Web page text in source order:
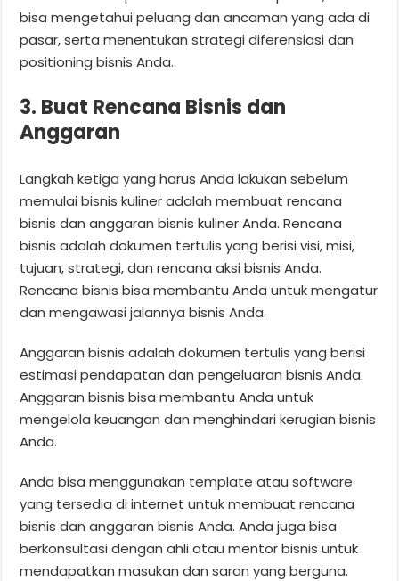
bisa mengetahui peluang dan ancaman yang ada di
pasar, serta menentukan strategi diferensiasi dan
positioning bisnis Anda.
3. Buat Rencana Bisnis dan
Anggaran
Langkah ketiga yang harus Anda lakukan sebelum
memulai bisnis kuliner adalah membuat rencana
bisnis dan anggaran bisnis kuliner Anda. Rencana
bisnis adalah dokumen tertulis yang berisi visi, misi,
tujuan, strategi, dan rencana aksi bisnis Anda.
Rencana bisnis bisa membantu Anda untuk mengatur
dan mengawasi jalannya bisnis Anda.
Anggaran bisnis adalah dokumen tertulis yang berisi
estimasi pendapatan dan pengeluaran bisnis Anda.
Anggaran bisnis bisa membantu Anda untuk
mengelola keuangan dan menghindari kerugian bisnis
Anda.
Anda bisa menggunakan template atau software
yang tersedia di internet untuk membuat rencana
bisnis dan anggaran bisnis Anda. Anda juga bisa
berkonsultasi dengan ahli atau mentor bisnis untuk
mendapatkan masukan dan saran yang berguna.